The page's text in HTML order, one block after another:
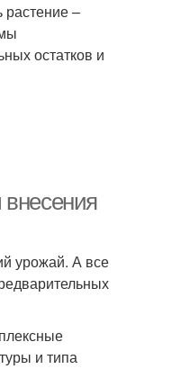
растение –
остатков и
урожай. А все
и типа